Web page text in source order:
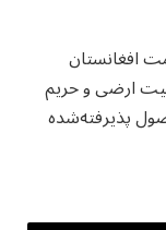
افغانستان
ارضی و حریم
پذیرفته‌شده